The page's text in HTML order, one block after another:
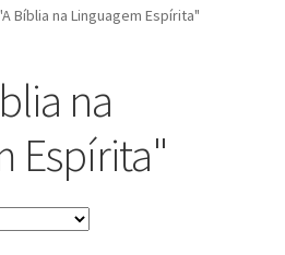
Bíblia na Linguagem Espírita"
na
Espírita"